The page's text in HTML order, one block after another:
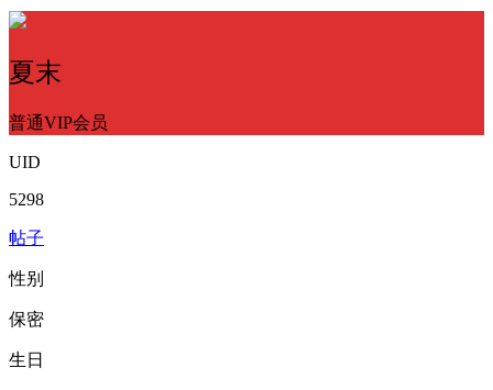
夏末
普通VIP会员
UID
5298
帖子
性别
保密
生日